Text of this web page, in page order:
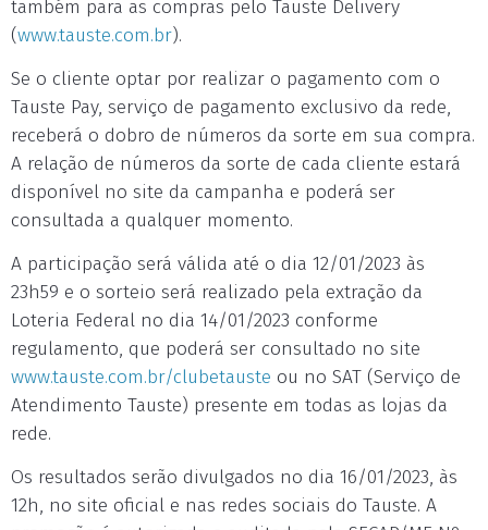
também para as compras pelo Tauste Delivery
(www.tauste.com.br).
Se o cliente optar por realizar o pagamento com o
Tauste Pay, serviço de pagamento exclusivo da rede,
receberá o dobro de números da sorte em sua compra.
A relação de números da sorte de cada cliente estará
disponível no site da campanha e poderá ser
consultada a qualquer momento.
A participação será válida até o dia 12/01/2023 às
23h59 e o sorteio será realizado pela extração da
Loteria Federal no dia 14/01/2023 conforme
regulamento, que poderá ser consultado no site
www.tauste.com.br/clubetauste ou no SAT (Serviço de
Atendimento Tauste) presente em todas as lojas da
rede.
Os resultados serão divulgados no dia 16/01/2023, às
12h, no site oficial e nas redes sociais do Tauste. A